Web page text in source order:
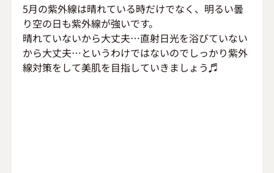
5月の紫外線は晴れている時だけでなく、明るい曇
り空の日も紫外線が強いです。
晴れていないから大丈夫…直射日光を浴びていない
から大丈夫…というわけではないのでしっかり紫外
線対策をして美肌を目指していきましょう♬